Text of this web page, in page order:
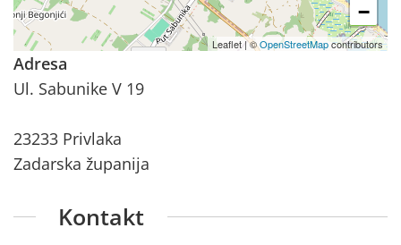
−
Leaflet |©OpenStreetMapcontributors
Adresa
Ul. Sabunike V 19
23233 Privlaka
Zadarska županija
Kontakt